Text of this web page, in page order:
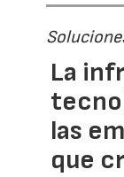
La
las
que